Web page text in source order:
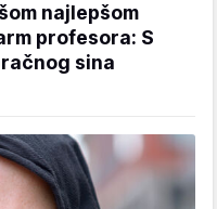
najlepšom
profesora: S
sina